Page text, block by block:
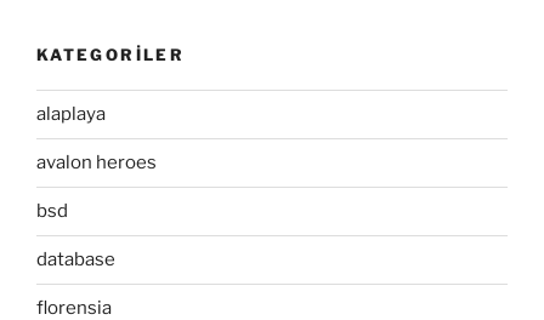
KATEGORILER
alaplaya
avalon heroes
bsd
database
florensia